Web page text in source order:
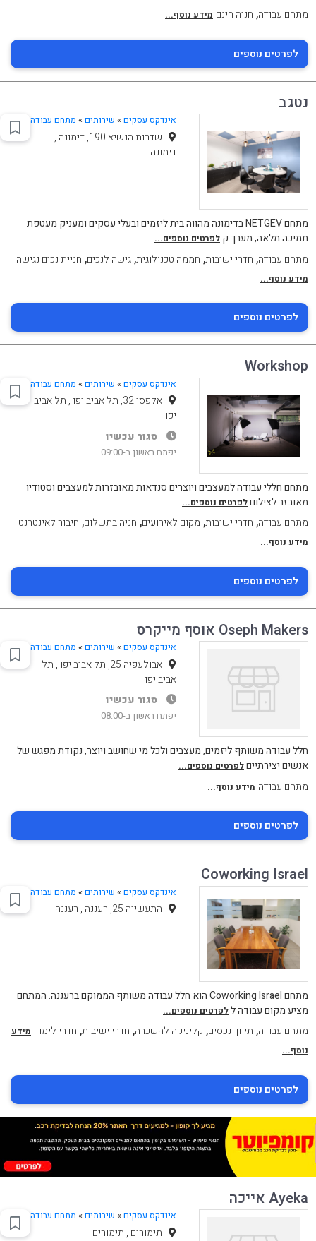
מתחם עבודה, חניה חינם מידע נוסף...
לפרטים נוספים
נטגב
אינדקס עסקים » שירותים» מתחם עבודה
שדרות הנשיא 190, דימונה ,
דימונה
מתחם NETGEV בדימונה מהווה בית ליזמים ובעלי עסקים ומעניק מעטפת
תמיכה מלאה, מערך ק לפרטים נוספים...
מתחם עבודה, חדרי ישיבות, חממה טכנולוגית,גישה לנכים, חניית נכים נגישה
מידע נוסף...
לפרטים נוספים
Workshop
אינדקס עסקים » שירותים» מתחם עבודה
אלפסי 32, תל אביב יפו , תל אביב
יפו
סגור עכשיו
יפתח ראשון ב-09:00
מתחם חללי עבודה למעצבים ויוצרים סנדאות מאובזרות למעצבים וסטודיו
מאובזר לצילוםלפרטים נוספים...
מתחם עבודה, חדרי ישיבות, מקום לאירועים, חניה בתשלום, חיבור לאינטרנט
מידע נוסף...
לפרטים נוספים
Oseph Makers אוסף מייקרס
אינדקס עסקים » שירותים» מתחם עבודה
אבולעפיה 25, תל אביב יפו , תל
אביב יפו
סגור עכשיו
יפתח ראשון ב-08:00
חלל עבודה משותף ליזמים, מעצבים ולכל מי שחושב ויוצר, נקודת מפגש של
אנשים יצירתייםלפרטים נוספים...
מתחם עבודה מידע נוסף...
לפרטים נוספים
Coworking Israel
אינדקס עסקים » שירותים» מתחם עבודה
התעשייה 25, רעננה , רעננה
מתחם Coworking Israel הוא חלל עבודה משותף הממוקם ברעננה. המתחם
מציע מקום עבודה ללפרטים נוספים...
מתחם עבודה, תיווך נכסים, קליניקה להשכרה, חדרי ישיבות, חדרי לימוד מידע
נוסף...
לפרטים נוספים
Ayeka אייכה
אינדקס עסקים » שירותים» מתחם עבודה
תימורים , תימורים